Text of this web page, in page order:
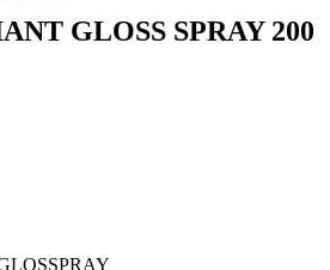
GLOSS SPRAY 200